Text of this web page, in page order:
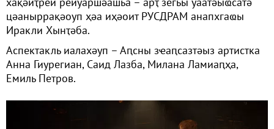
цәаныррақәоуп ҳәа иҳәоит РУСДРАМ анапхгаҩы
Иракли Хынҭәба.
Аспектакль иалахәуп – Аԥсны зҽаԥсазтәыз артистка
Анна Гиурегиан, Саид Лазба, Милана Ламиаԥҳа,
Емиль Петров.